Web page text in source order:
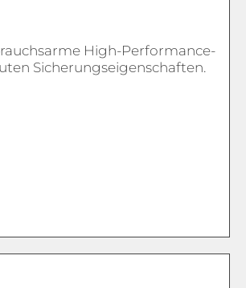
High-Performance-
Sicherungseigenschaften.